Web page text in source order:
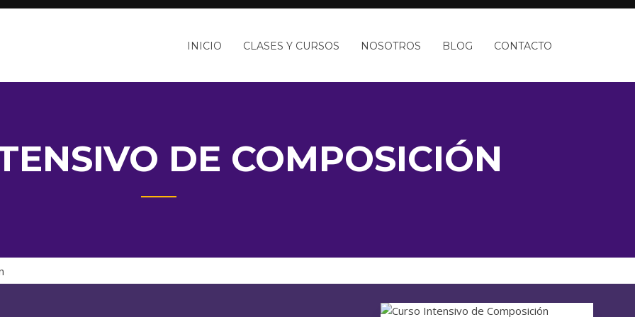
INICIO CLASES Y CURSOS NOSOTROS BLOG CONTACTO
DE COMPOSICIÓN